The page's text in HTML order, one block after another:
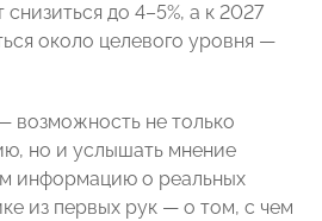
до 4–5%, а к 2027
около целевого уровня —
возможность не только
но и услышать мнение
информацию о реальных
из первых рук — о том, с чем